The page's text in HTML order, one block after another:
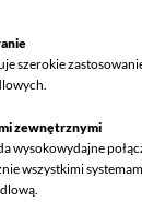
szerokie
zewnętrznymi
wysokowydajne
wszystkimi